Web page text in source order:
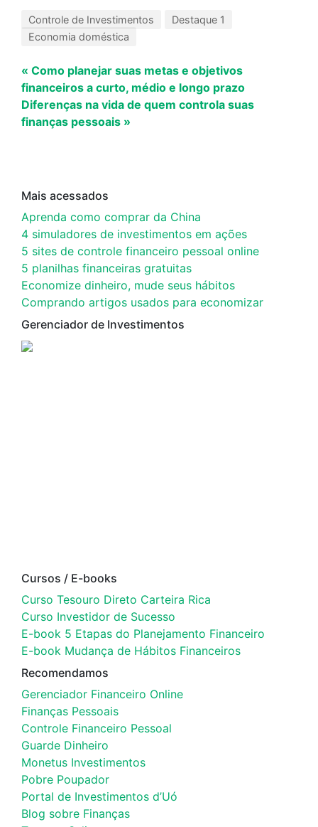
Controle de Investimentos
Destaque 1
Economia doméstica
« Como planejar suas metas e objetivos
financeiros a curto, médio e longo prazo
Diferenças na vida de quem controla suas
finanças pessoais »
Mais acessados
Aprenda como comprar da China
4 simuladores de investimentos em ações
5 sites de controle financeiro pessoal online
5 planilhas financeiras gratuitas
Economize dinheiro, mude seus hábitos
Comprando artigos usados para economizar
Gerenciador de Investimentos
Cursos / E-books
Curso Tesouro Direto Carteira Rica
Curso Investidor de Sucesso
E-book 5 Etapas do Planejamento Financeiro
E-book Mudança de Hábitos Financeiros
Recomendamos
Gerenciador Financeiro Online
Finanças Pessoais
Controle Financeiro Pessoal
Guarde Dinheiro
Monetus Investimentos
Pobre Poupador
Portal de Investimentos d’Uó
Blog sobre Finanças